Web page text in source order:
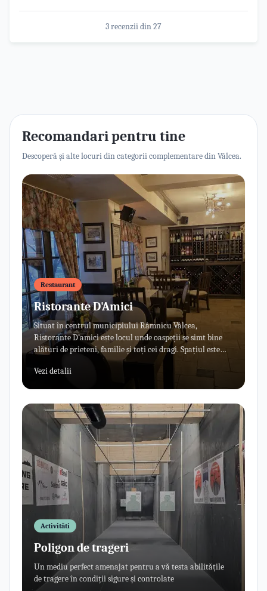
3 recenzii din27
Recomandari pentru tine
Descoperă și alte locuri din categorii complementare din Vâlcea.
Restaurant
Ristorante D'Amici
Situat în centrul municipiului Râmnicu Vâlcea,
Ristorante D’amici este locul unde oaspeții se simt bine
alături de prieteni, familie și toți cei dragi. Spațiul este
unul primitor, creat special pentru momentele de
relaxare și pentru cei care vor să se bucure de o masă de
Vezi detalii
Activităti
Poligon de trageri
Un mediu perfect amenajat pentru a vă testa abilitățile
de tragere în condiții sigure și controlate